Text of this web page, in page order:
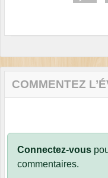
COMMENTEZ
Connectez-vous
commentaires.